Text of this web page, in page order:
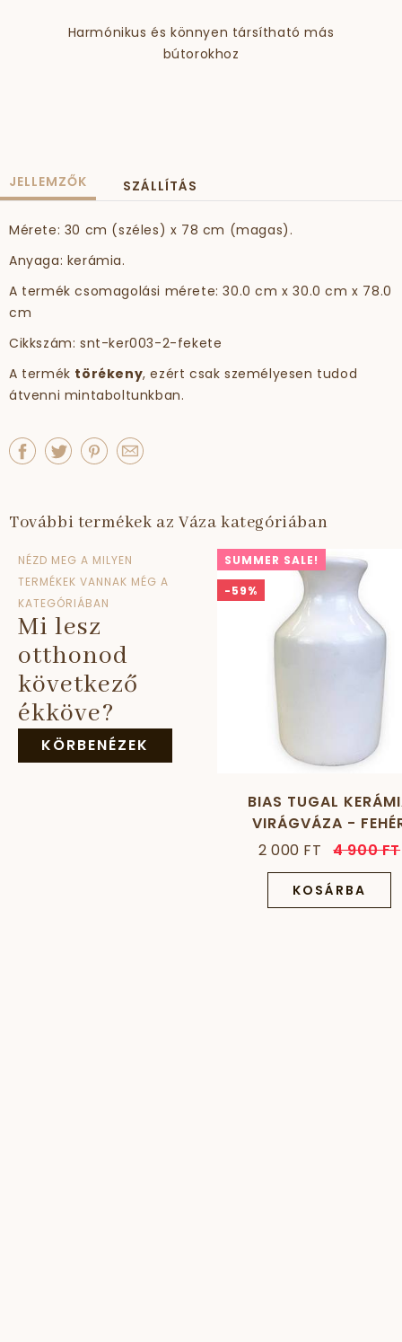
Harmónikus és könnyen társítható más
bútorokhoz
JELLEMZŐK SZÁLLÍTÁS
Mérete: 30 cm (széles) x 78 cm (magas).
Anyaga: kerámia.
A termék csomagolási mérete: 30.0 cm x 30.0 cm x 78.0
cm
Cikkszám: snt-ker003-2-fekete
A termék törékeny, ezért csak személyesen tudod
átvenni mintaboltunkban.
További termékek az Váza kategóriában
NÉZD MEG A MILYEN
TERMÉKEK VANNAK MÉG A
KATEGÓRIÁBAN
Mi lesz
otthonod
következő
ékköve?
KÖRBENÉZEK
SUMMER SALE!
-59%
BIAS TUGAL
VIRÁGVÁZA -
2 000 FT
4 900 FT
KOSÁRBA